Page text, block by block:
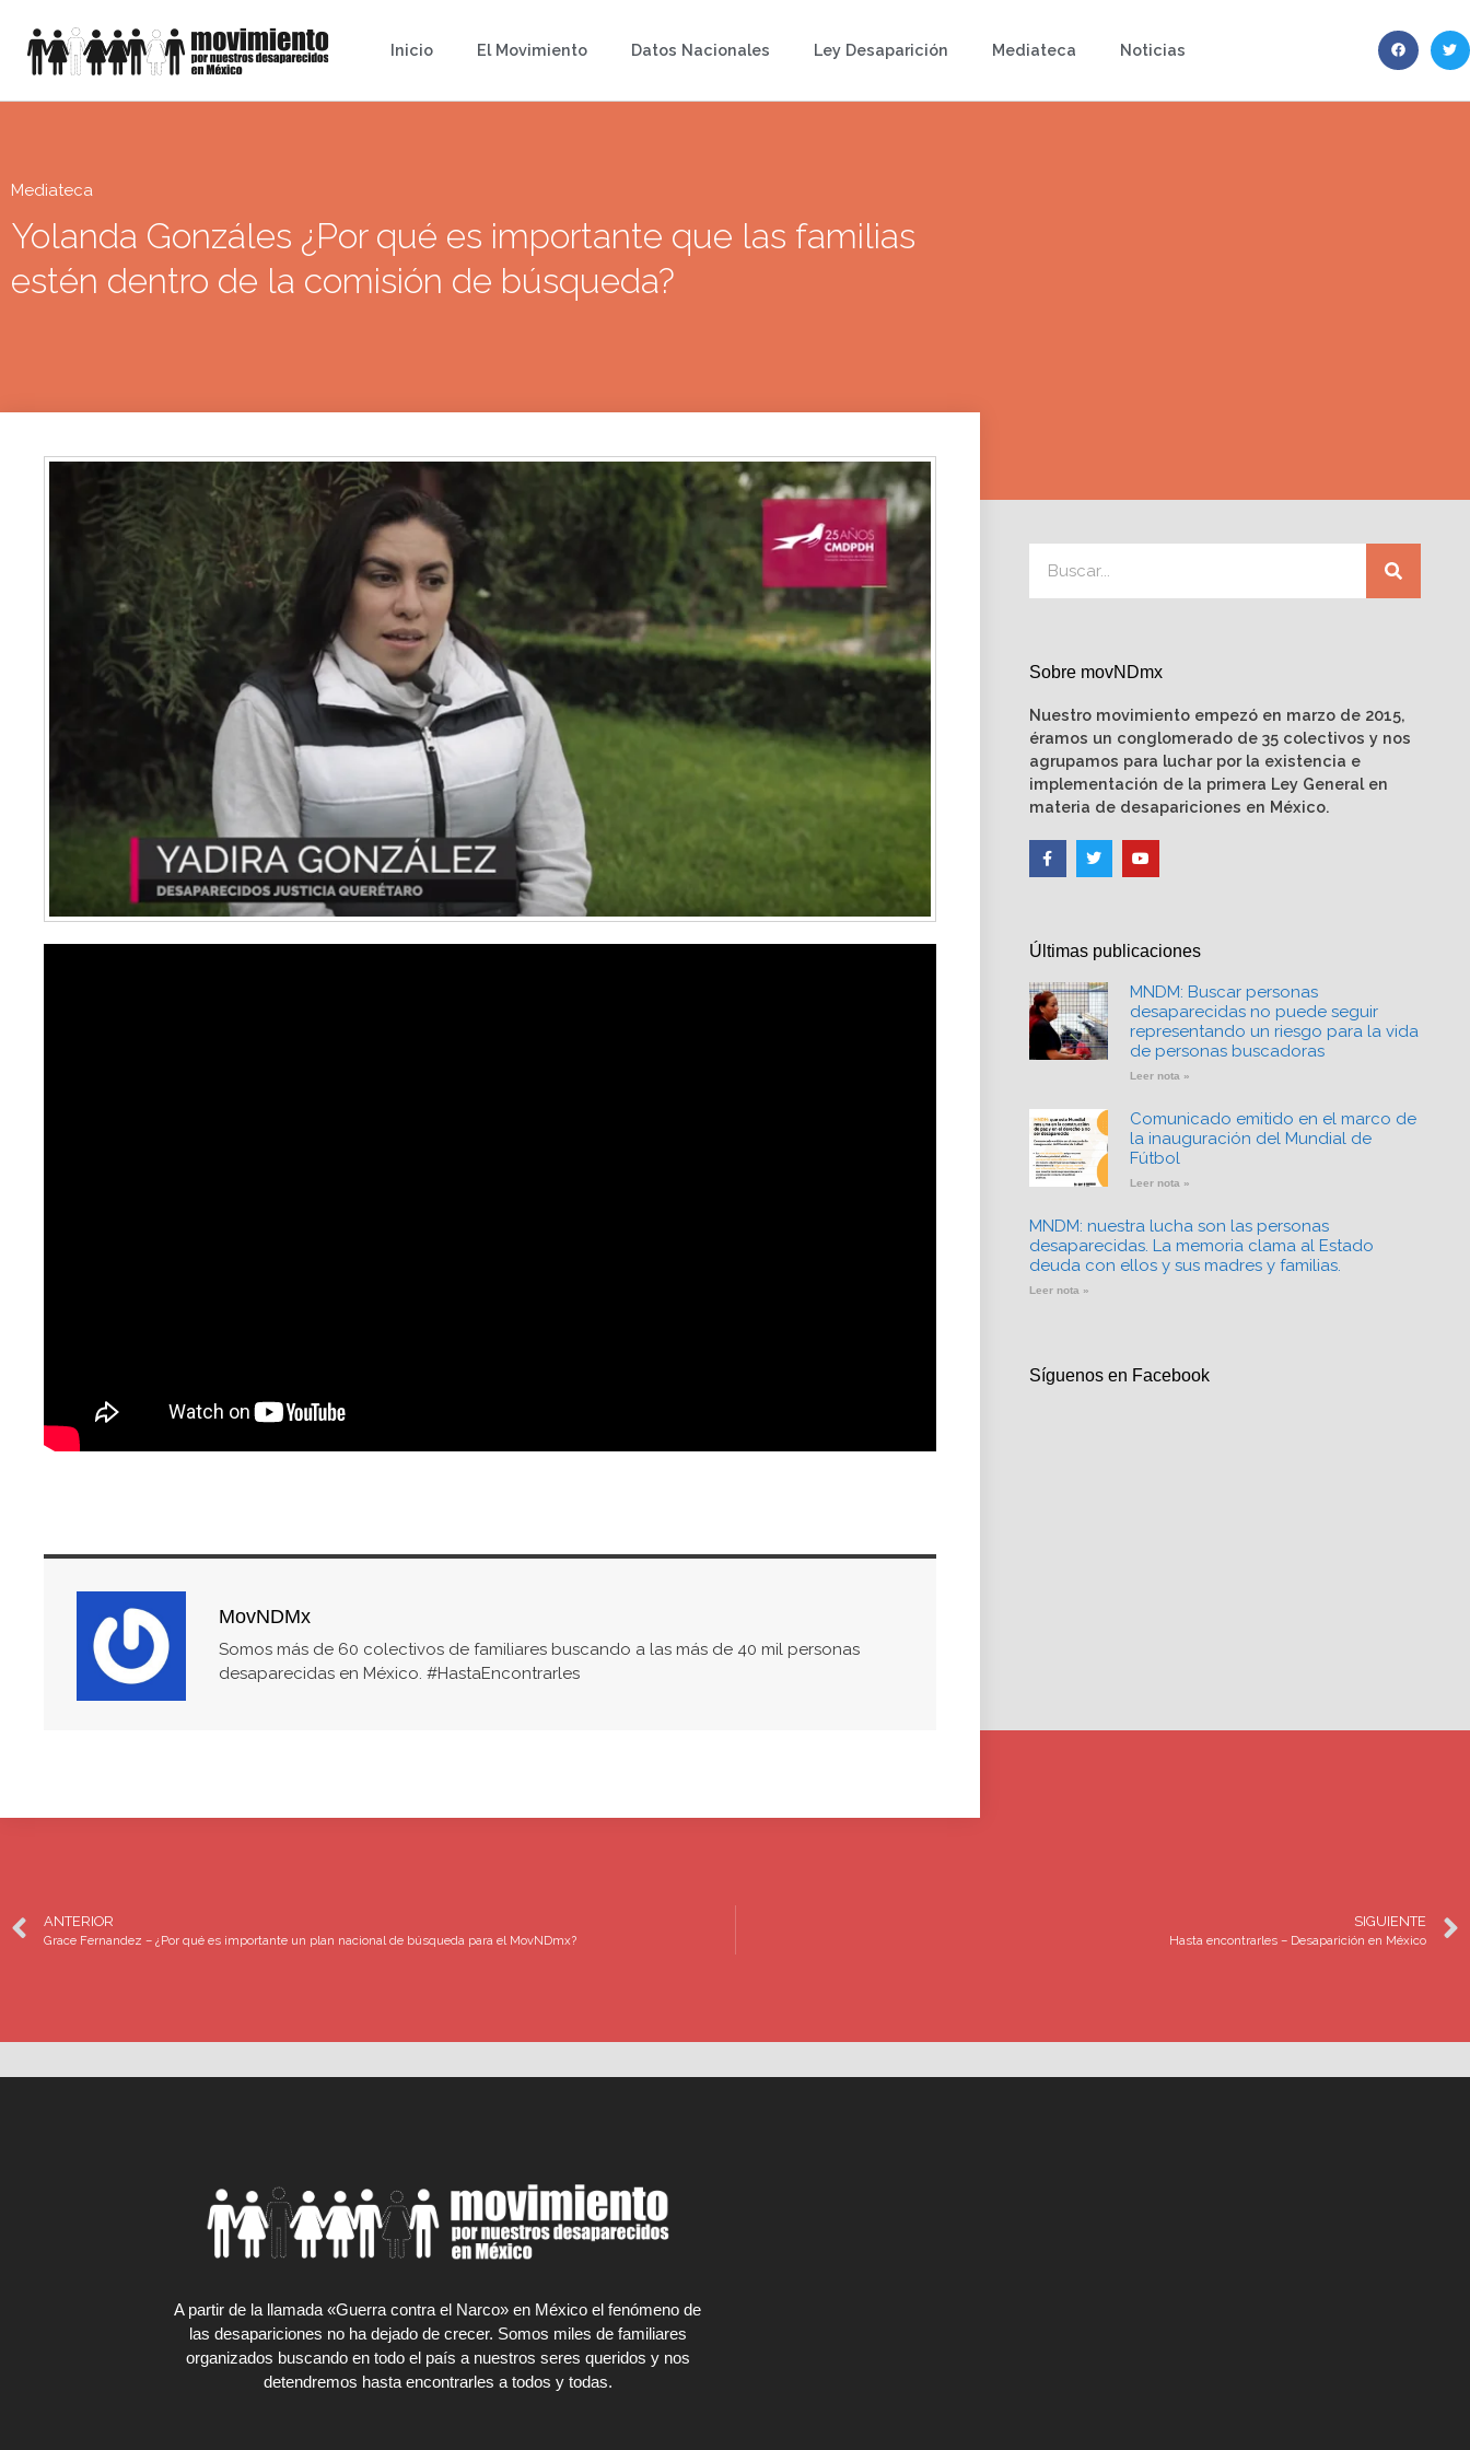
Inicio El Movimiento Datos Nacionales Ley Desaparición Mediateca Noticias
Mediateca
Yolanda Gonzáles ¿Por qué es importante que las familias
estén dentro de la comisión de búsqueda?
MovNDMx
Somos más de 60 colectivos de familiares buscando a las más de 40 mil personas
desaparecidas en México. #HastaEncontrarles
Sobre movNDmx
Nuestro movimiento empezó en marzo de 2015,
éramos un conglomerado de 35 colectivos y nos
agrupamos para luchar por la existencia e
implementación de la primera Ley General en
materia de desapariciones en México.
Últimas publicaciones
MNDM: Buscar personas
desaparecidas no puede seguir
representando un riesgo para la vida
de personas buscadoras
Leer nota »
Comunicado emitido en el marco de
la inauguración del Mundial de
Fútbol
Leer nota »
MNDM: nuestra lucha son las personas
desaparecidas. La memoria clama al Estado
deuda con ellos y sus madres y familias.
Leer nota »
Síguenos en Facebook
ANTERIOR
Grace Fernandez – ¿Por qué es importante un plan nacional de búsqueda para el MovNDmx?
SIGUIENTE
Hasta encontrarles – Desaparición en México
A partir de la llamada «Guerra contra el Narco» en México el fenómeno de
las desapariciones no ha dejado de crecer. Somos miles de familiares
organizados buscando en todo el país a nuestros seres queridos y nos
detendremos hasta encontrarles a todos y todas.